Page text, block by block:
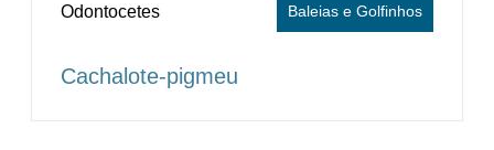
Baleias e Golfinhos
Odontocetes
Cachalote-pigmeu